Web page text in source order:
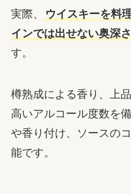
実際、
ウイスキーを料
インでは出せない奥深
す。
樽熟成による香り、上
高いアルコール度数を
や香り付け、ソースの
能です。